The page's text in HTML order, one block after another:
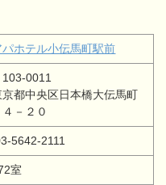
パホテル小伝馬町駅前
103-0011
京都中央区日本橋大伝馬町
４－２０
5642-2111
室